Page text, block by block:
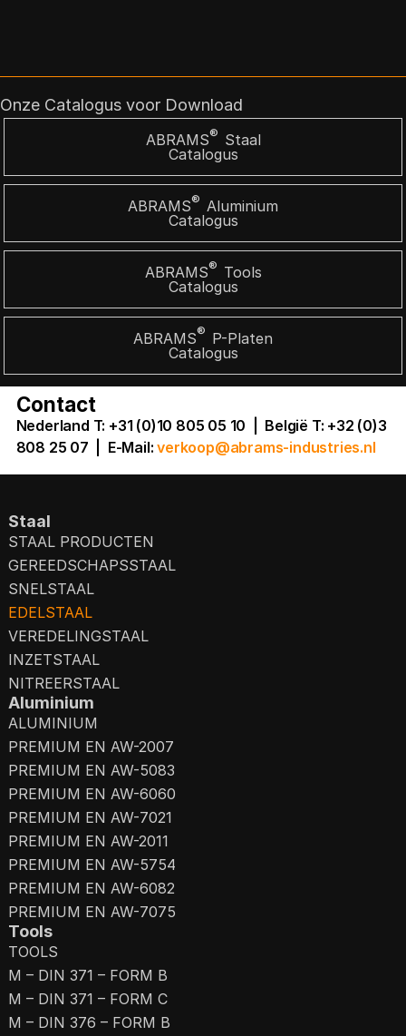
Onze Catalogus voor Download
ABRAMS® Staal
Catalogus
ABRAMS® Aluminium
Catalogus
ABRAMS® Tools
Catalogus
ABRAMS® P-Platen
Catalogus
Contact
Nederland T: +31 (0)10 805 05 10 | België T: +32 (0)3
808 25 07
E-Mail:verkoop@abrams-industries.nl
Staal
STAAL PRODUCTEN
GEREEDSCHAPSSTAAL
SNELSTAAL
EDELSTAAL
VEREDELINGSTAAL
INZETSTAAL
NITREERSTAAL
Aluminium
ALUMINIUM
PREMIUM EN AW-2007
PREMIUM EN AW-5083
PREMIUM EN AW-6060
PREMIUM EN AW-7021
PREMIUM EN AW-2011
PREMIUM EN AW-5754
PREMIUM EN AW-6082
PREMIUM EN AW-7075
Tools
TOOLS
M – DIN 371 – FORM B
M – DIN 371 – FORM C
M – DIN 376 – FORM B